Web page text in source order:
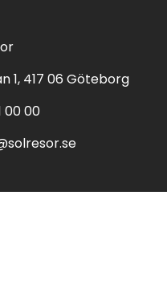
1, 417 06 Göteborg
00 00